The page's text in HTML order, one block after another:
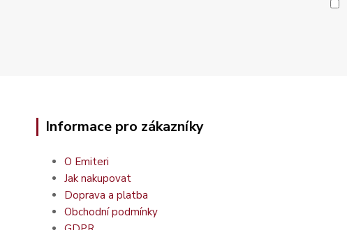
Informace pro zákazníky
O Emiteri
Jak nakupovat
Doprava a platba
Obchodní podmínky